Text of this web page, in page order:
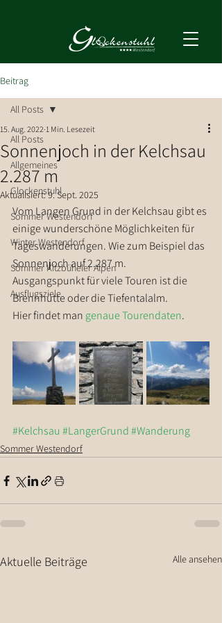
Beitrag
All Posts
Allgemeines
Glockenstuhl
Sommer Westendorf
Winter Westendorf
Sommer Kitzbüheler Alpen
Ausflugsziele
All Posts
Sonnenjoch in der Kelchsau
2.287 m
15. Aug. 2022 1 Min. Lesezeit
Aktualisiert:9. Sept. 2025
Vom Langen Grund in der Kelchsau gibt es
einige wunderschöne Möglichkeiten für
Tageswanderungen. Wie zum Beispiel das
Sonnenjoch auf 2.287 m.
Ausgangspunkt für viele Touren ist die
Brennhütte oder die Tiefentalalm.
Hier findet man genaue Tourendaten.
#Kelchsau #LangerGrund#Wanderung
Sommer Westendorf
Aktuelle Beiträge Alle ansehen